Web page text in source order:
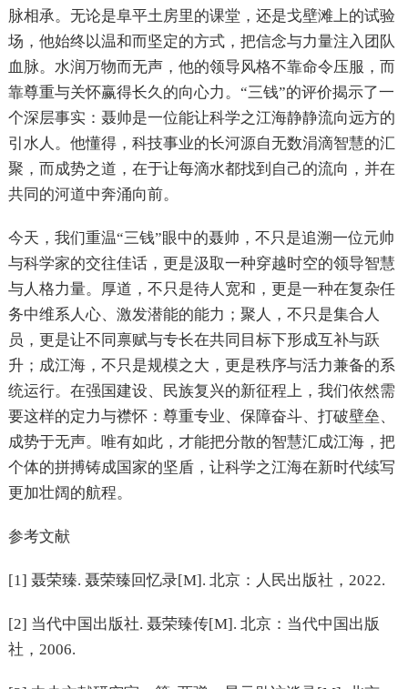
脉相承。无论是阜平土房里的课堂，还是戈壁滩上的试验
场，他始终以温和而坚定的方式，把信念与力量注入团队
血脉。水润万物而无声，他的领导风格不靠命令压服，而
靠尊重与关怀赢得长久的向心力。“三钱”的评价揭示了一
个深层事实：聂帅是一位能让科学之江海静静流向远方的
引水人。他懂得，科技事业的长河源自无数涓滴智慧的汇
聚，而成势之道，在于让每滴水都找到自己的流向，并在
共同的河道中奔涌向前。
今天，我们重温“三钱”眼中的聂帅，不只是追溯一位元帅
与科学家的交往佳话，更是汲取一种穿越时空的领导智慧
与人格力量。厚道，不只是待人宽和，更是一种在复杂任
务中维系人心、激发潜能的能力；聚人，不只是集合人
员，更是让不同禀赋与专长在共同目标下形成互补与跃
升；成江海，不只是规模之大，更是秩序与活力兼备的系
统运行。在强国建设、民族复兴的新征程上，我们依然需
要这样的定力与襟怀：尊重专业、保障奋斗、打破壁垒、
成势于无声。唯有如此，才能把分散的智慧汇成江海，把
个体的拼搏铸成国家的坚盾，让科学之江海在新时代续写
更加壮阔的航程。
参考文献
[1] 聂荣臻. 聂荣臻回忆录[M]. 北京：人民出版社，2022.
[2] 当代中国出版社. 聂荣臻传[M]. 北京：当代中国出版
社，2006.